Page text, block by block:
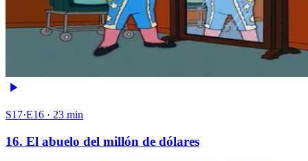
S17·E16 · 23 min
16. El abuelo del millón de dólares